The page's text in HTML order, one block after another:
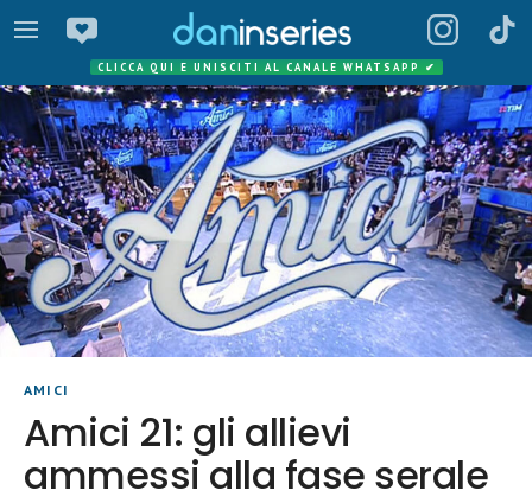
CLICCA QUI E UNISCITI AL CANALE WHATSAPP ✔
AMICI
Amici 21: gli allievi
ammessi alla fase serale